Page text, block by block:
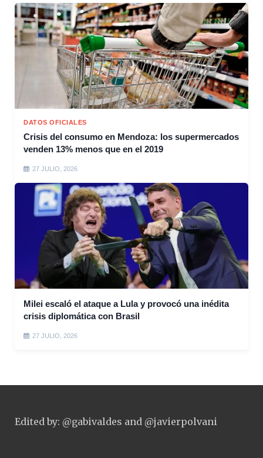
DATOS OFICIALES
Crisis del consumo en Mendoza: los supermercados
venden 13% menos que en el 2019
27 JULIO, 2026
Milei escaló el ataque a Lula y provocó una inédita
crisis diplomática con Brasil
27 JULIO, 2026
Edited by: @gabivaldes and @javierpolvani